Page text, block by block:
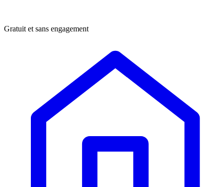
Gratuit et sans engagement